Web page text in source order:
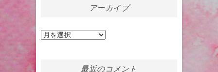
アーカイブ
ア
最近のコメント